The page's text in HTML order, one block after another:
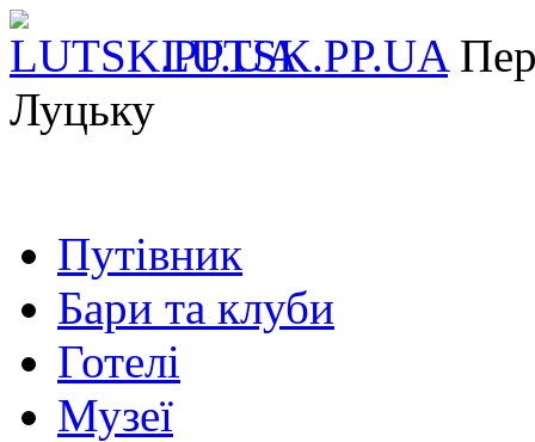
LUTSK.PP.UA
Луцьку
Путівник
Бари та клуби
Готелі
Музеї